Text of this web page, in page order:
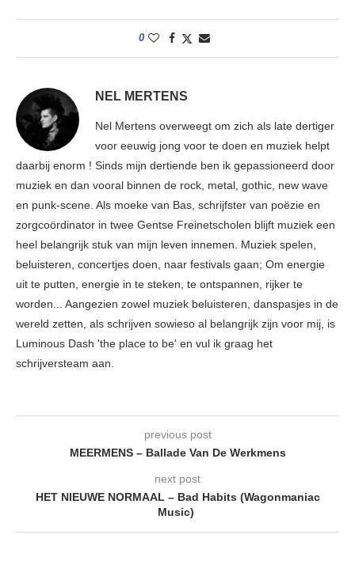
0
NEL MERTENS
Nel Mertens overweegt om zich als late dertiger
voor eeuwig jong voor te doen en muziek helpt
daarbij enorm ! Sinds mijn dertiende ben ik gepassioneerd door
muziek en dan vooral binnen de rock, metal, gothic, new wave
en punk-scene. Als moeke van Bas, schrijfster van poëzie en
zorgcoördinator in twee Gentse Freinetscholen blijft muziek een
heel belangrijk stuk van mijn leven innemen. Muziek spelen,
beluisteren, concertjes doen, naar festivals gaan; Om energie
uit te putten, energie in te steken, te ontspannen, rijker te
worden... Aangezien zowel muziek beluisteren, danspasjes in de
wereld zetten, als schrijven sowieso al belangrijk zijn voor mij, is
Luminous Dash 'the place to be' en vul ik graag het
schrijversteam aan.
previous post
MEERMENS – Ballade Van De Werkmens
next post
HET NIEUWE NORMAAL – Bad Habits (Wagonmaniac
Music)